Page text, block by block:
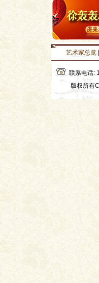
艺术家总览
联系电话:
版权所有